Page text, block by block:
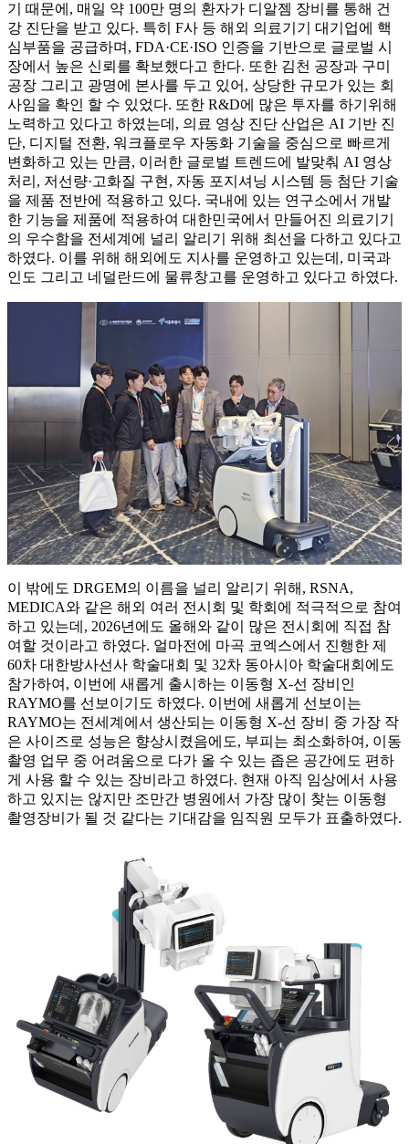
기 때문에, 매일 약 100만 명의 환자가 디알젬 장비를 통해 건
강 진단을 받고 있다. 특히 F사 등 해외 의료기기 대기업에 핵
심부품을 공급하며, FDA·CE·ISO 인증을 기반으로 글로벌 시
장에서 높은 신뢰를 확보했다고 한다. 또한 김천 공장과 구미
공장 그리고 광명에 본사를 두고 있어, 상당한 규모가 있는 회
사임을 확인 할 수 있었다. 또한 R&D에 많은 투자를 하기위해
노력하고 있다고 하였는데, 의료 영상 진단 산업은 AI 기반 진
단, 디지털 전환, 워크플로우 자동화 기술을 중심으로 빠르게
변화하고 있는 만큼, 이러한 글로벌 트렌드에 발맞춰 AI 영상
처리, 저선량·고화질 구현, 자동 포지셔닝 시스템 등 첨단 기술
을 제품 전반에 적용하고 있다. 국내에 있는 연구소에서 개발
한 기능을 제품에 적용하여 대한민국에서 만들어진 의료기기
의 우수함을 전세계에 널리 알리기 위해 최선을 다하고 있다고
하였다. 이를 위해 해외에도 지사를 운영하고 있는데, 미국과
인도 그리고 네덜란드에 물류창고를 운영하고 있다고 하였다.
이 밖에도 DRGEM의 이름을 널리 알리기 위해, RSNA,
MEDICA와 같은 해외 여러 전시회 및 학회에 적극적으로 참여
하고 있는데, 2026년에도 올해와 같이 많은 전시회에 직접 참
여할 것이라고 하였다. 얼마전에 마곡 코엑스에서 진행한 제
60차 대한방사선사 학술대회 및 32차 동아시아 학술대회에도
참가하여, 이번에 새롭게 출시하는 이동형 X-선 장비인
RAYMO를 선보이기도 하였다. 이번에 새롭게 선보이는
RAYMO는 전세계에서 생산되는 이동형 X-선 장비 중 가장 작
은 사이즈로 성능은 향상시켰음에도, 부피는 최소화하여, 이동
촬영 업무 중 어려움으로 다가 올 수 있는 좁은 공간에도 편하
게 사용 할 수 있는 장비라고 하였다. 현재 아직 임상에서 사용
하고 있지는 않지만 조만간 병원에서 가장 많이 찾는 이동형
촬영장비가 될 것 같다는 기대감을 임직원 모두가 표출하였다.